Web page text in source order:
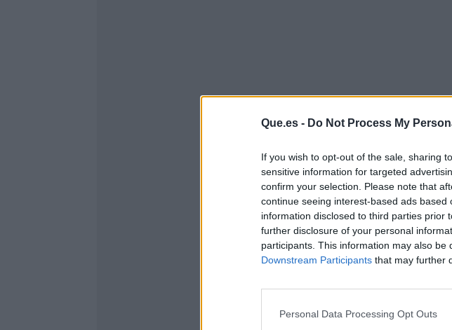
Que.es - Do Not Process My
If you wish to opt-out of the sale, sharing
sensitive information for targeted
confirm your selection. Please note that
continue seeing interest-based ads
information disclosed to third parties prior
further disclosure of your personal
participants. This information may also
Downstream Participants that may further
Personal Data Processing Opt Outs
Publicidad